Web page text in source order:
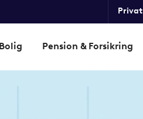
Privat
Bolig Pension & Forsikring